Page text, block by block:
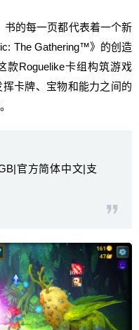
的每一页都代表着一个新
The Gathering™》的创造
款Roguelike卡组构筑游戏
卡牌、宝物和能力之间的
官方简体中文|支